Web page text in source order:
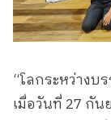
“โลกระหว่าง
เมื่อวันที่ 27 กัน